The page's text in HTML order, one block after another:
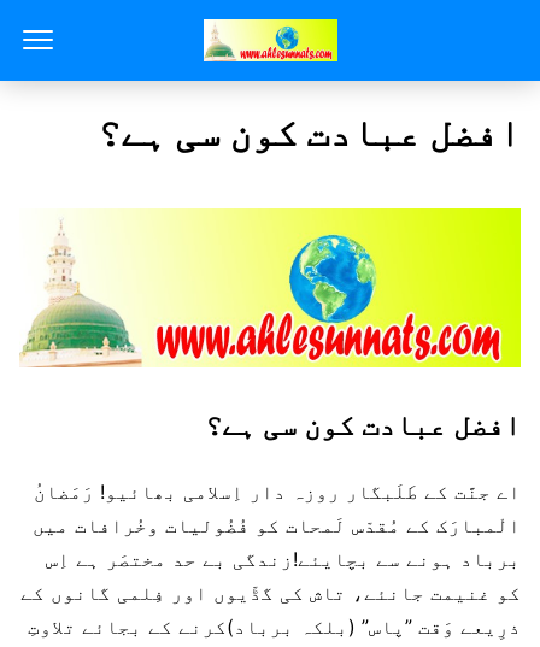
افضل عبادت کون سی ہے؟
افضل عبادت کون سی ہے؟
اے جنَّت کے طَلَبگار روزہ دار اِسلامی بھائیو! رَمَضانُ
الْمبارَک کے مُقدّس لَمحات کو فُضُولیات وخُرافات میں
برباد ہونے سے بچایئے!زندگی بے حد مختصَر ہے اِس
کو غنیمت جانئے، تاش کی گڈّیوں اور فِلمی گانوں کے
ذرِیعے وَقت ”پاس” (بلکہ برباد)کرنے کے بجائے تلاوتِ